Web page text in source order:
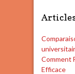
Comment
Efficace